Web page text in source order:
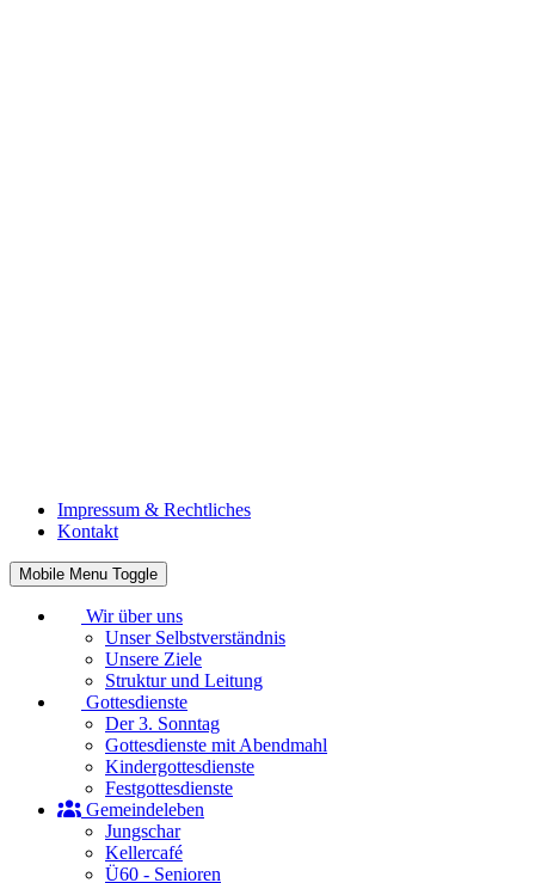
Impressum & Rechtliches
Kontakt
Mobile Menu Toggle
Wir über uns
Unser Selbstverständnis
Unsere Ziele
Struktur und Leitung
Gottesdienste
Der 3. Sonntag
Gottesdienste mit Abendmahl
Kindergottesdienste
Festgottesdienste
Gemeindeleben
Jungschar
Kellercafé
Ü60 - Senioren